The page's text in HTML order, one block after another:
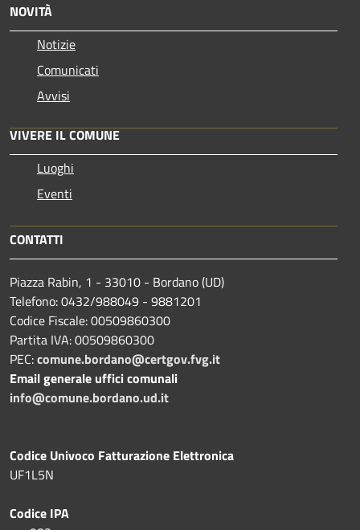
NOVITÀ
Notizie
Comunicati
Avvisi
VIVERE IL COMUNE
Luoghi
Eventi
CONTATTI
Piazza Rabin, 1 - 33010 - Bordano (UD)
Telefono: 0432/988049 - 9881201
Codice Fiscale: 00509860300
Partita IVA: 00509860300
PEC:comune.bordano@certgov.fvg.it
Email generale uffici comunali
info@comune.bordano.ud.it
Codice Univoco Fatturazione Elettronica
UF1L5N
Codice IPA